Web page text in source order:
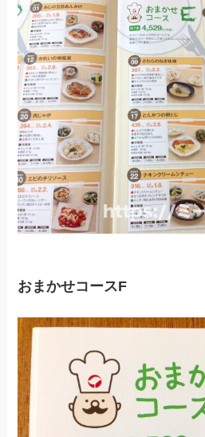
おまかせコースF